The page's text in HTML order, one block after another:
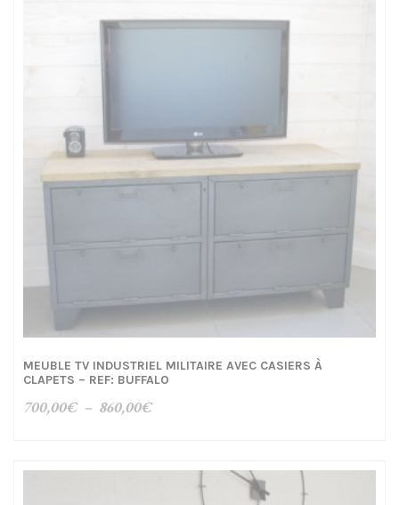
650,00€
MEUBLE TV INDUSTRIEL MILITAIRE AVEC CASIERS À
CLAPETS – REF: BUFFALO
700,00€ – 860,00€Plage
700,00€